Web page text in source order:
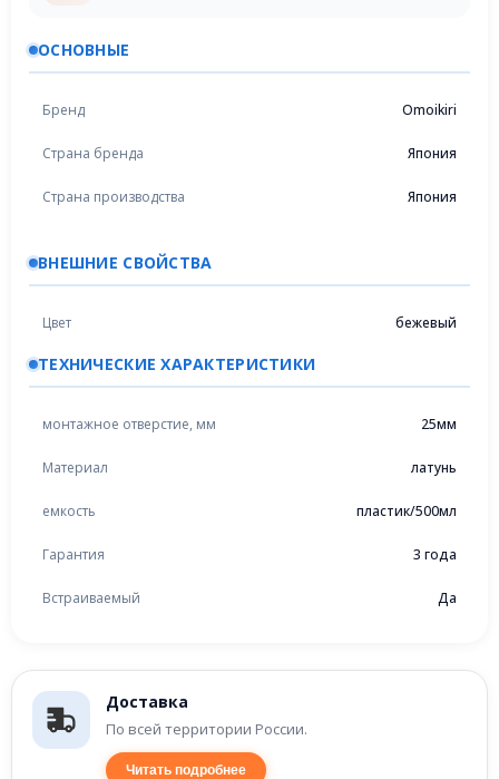
Доставка
По всей территории России.
Читать подробнее
ОСНОВНЫЕ
Бренд Omoikiri
Страна бренда Япония
Страна производства Япония
ВНЕШНИЕ СВОЙСТВА
Цвет бежевый
ТЕХНИЧЕСКИЕ ХАРАКТЕРИСТИКИ
монтажное отверстие, мм 25мм
Материал латунь
емкость пластик/500мл
Гарантия 3 года
Встраиваемый Да